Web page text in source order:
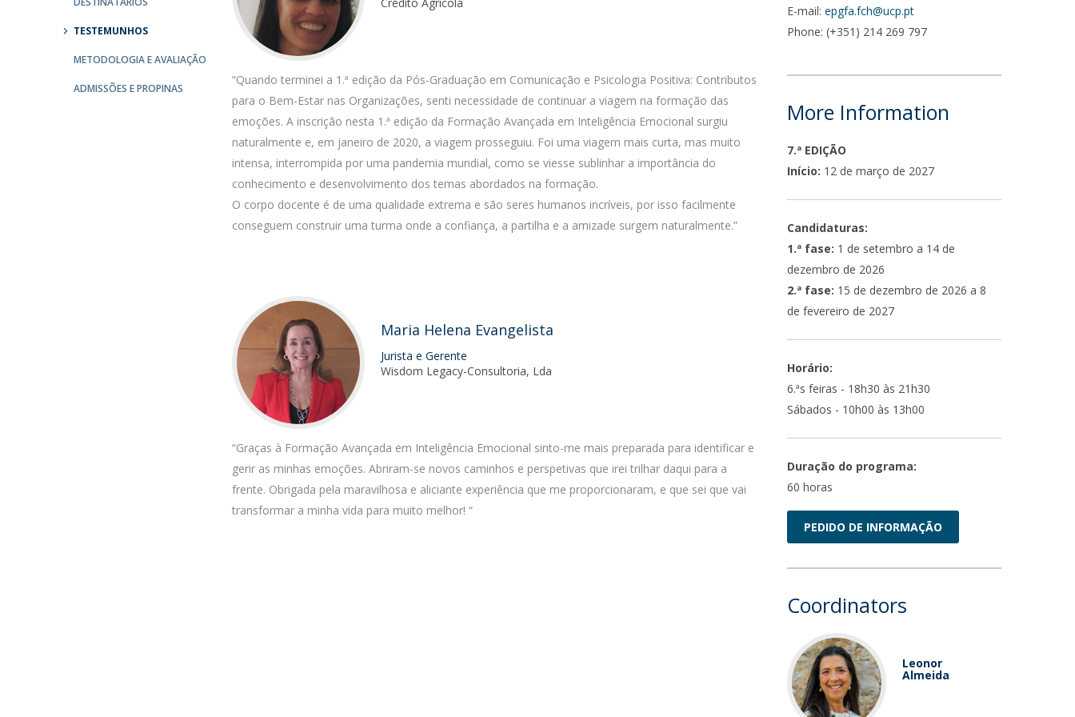
Católica Research Centre for Psychological, Family and
Social Wellbeing
TESTEMUNHOS
METODOLOGIA E AVALIAÇÃO
ADMISSÕES E PROPINAS
“Quando terminei a 1.ª edição da Pós-Graduação em Comunicação e Psicologia Positiva: Contributos
para o Bem-Estar nas Organizações, senti necessidade de continuar a viagem na formação das
emoções. A inscrição nesta 1.ª edição da Formação Avançada em Inteligência Emocional surgiu
naturalmente e, em janeiro de 2020, a viagem prosseguiu. Foi uma viagem mais curta, mas muito
intensa, interrompida por uma pandemia mundial, como se viesse sublinhar a importância do
conhecimento e desenvolvimento dos temas abordados na formação.
O corpo docente é de uma qualidade extrema e são seres humanos incríveis, por isso facilmente
conseguem construir uma turma onde a confiança, a partilha e a amizade surgem naturalmente.”
Maria Helena Evangelista
Jurista e Gerente
Wisdom Legacy-Consultoria, Lda
“Graças à Formação Avançada em Inteligência Emocional sinto-me mais preparada para identificar e
gerir as minhas emoções. Abriram-se novos caminhos e perspetivas que irei trilhar daqui para a
frente. Obrigada pela maravilhosa e aliciante experiência que me proporcionaram, e que sei que vai
transformar a minha vida para muito melhor! “
E-mail:epgfa.fch@ucp.pt
Phone: (+351) 214 269 797
More Information
7.ª EDIÇÃO
Início: 12 de março de 2027
Candidaturas:
1.ª fase: 1 de setembro a 14 de
dezembro de 2026
2.ª fase: 15 de dezembro de 2026 a 8
de fevereiro de 2027
Horário:
6.ªs feiras - 18h30 às 21h30
Sábados - 10h00 às 13h00
Duração do programa:
60 horas
PEDIDO DE INFORMAÇÃO
Coordinators
Leonor
Almeida